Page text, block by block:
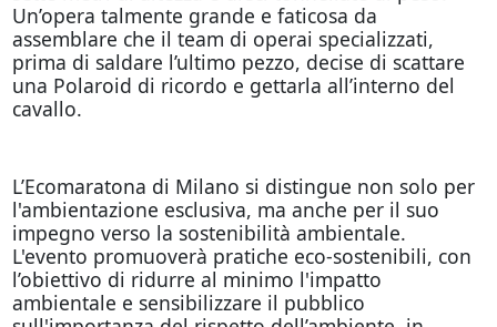
Un’opera talmente grande e faticosa da
assemblare che il team di operai specializzati,
prima di saldare l’ultimo pezzo, decise di scattare
una Polaroid di ricordo e gettarla all’interno del
cavallo.
L’Ecomaratona di Milano si distingue non solo per
l'ambientazione esclusiva, ma anche per il suo
impegno verso la sostenibilità ambientale.
L'evento promuoverà pratiche eco-sostenibili, con
l’obiettivo di ridurre al minimo l'impatto
ambientale e sensibilizzare il pubblico